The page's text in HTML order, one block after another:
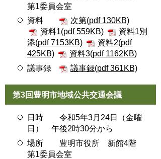
第1委員会室
資料
次第(pdf 130KB)
資料1(pdf 559KB)
資料1別
添(pdf 7153KB)
資料2(pdf
425KB)
資料3(pdf 1162KB)
議事録
議事録(pdf 361KB)
第3回豊明市地域公共交通会議
日時 令和5年3月24日（金曜
日） 午後2時30分から
場所 豊明市役所 新館4階
第1委員会室